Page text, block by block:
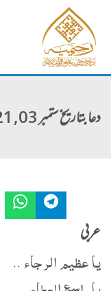
دعا بتاریخ ستمبر 03, 2021
عربی
يا عظيم الرجاء ..